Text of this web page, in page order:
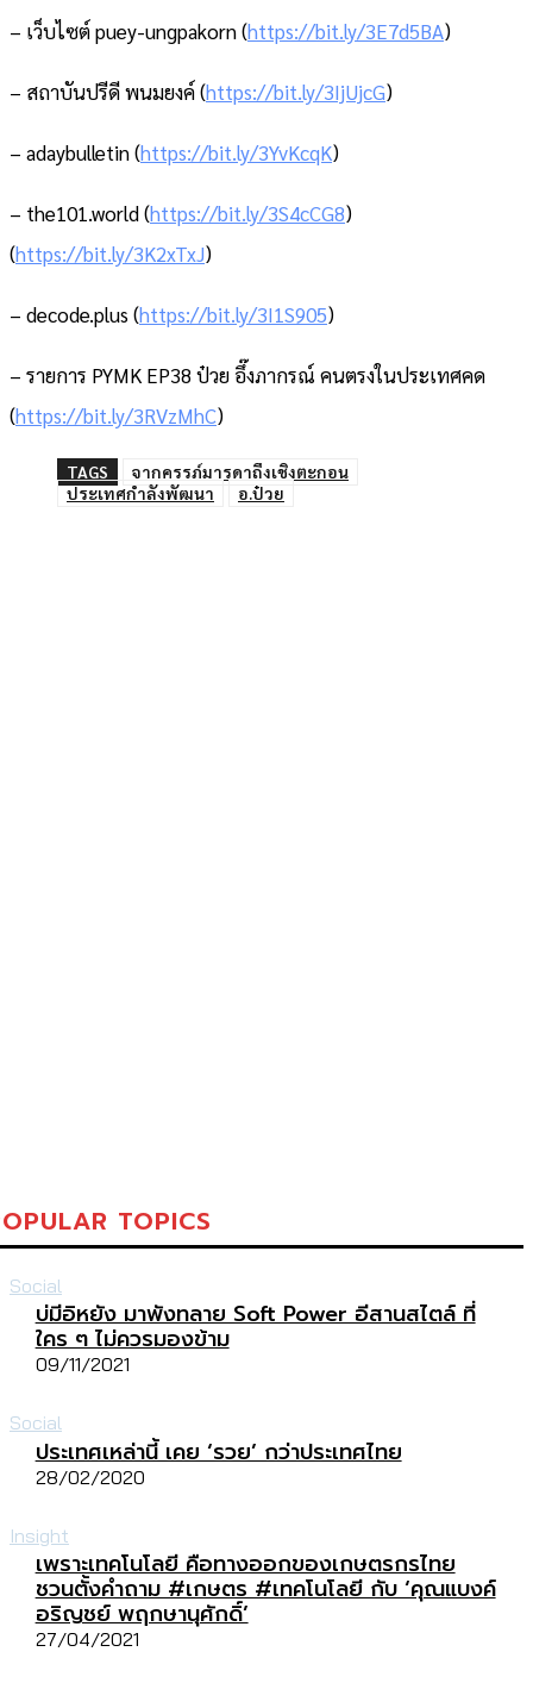
– เว็บไซต์ puey-ungpakorn (https://bit.ly/3E7d5BA)
– สถาบันปรีดี พนมยงค์ (https://bit.ly/3IjUjcG)
– adaybulletin (https://bit.ly/3YvKcqK)
– the101.world (https://bit.ly/3S4cCG8)
(https://bit.ly/3K2xTxJ)
– decode.plus (https://bit.ly/3I1S905)
– รายการ PYMK EP38 ป๋วย อึ๊งภากรณ์ คนตรงในประเทศคด
(https://bit.ly/3RVzMhC)
TAGS
จากครรภ์มารดาถึงเชิงตะกอน
ประเทศกำลังพัฒนา
อ.ป๋วย
TOPICS
Social
บ่มีอิหยัง มาพังทลาย Soft Power อีสานสไตล์ ที่
ใคร ๆ ไม่ควรมองข้าม
09/11/2021
Social
ประเทศเหล่านี้ เคย ‘รวย’ กว่าประเทศไทย
28/02/2020
Insight
เพราะเทคโนโลยี คือทางออกของเกษตรกรไทย
ชวนตั้งคำถาม #เกษตร #เทคโนโลยี กับ ‘คุณแบงค์
อริญชย์ พฤกษานุศักดิ์’
27/04/2021